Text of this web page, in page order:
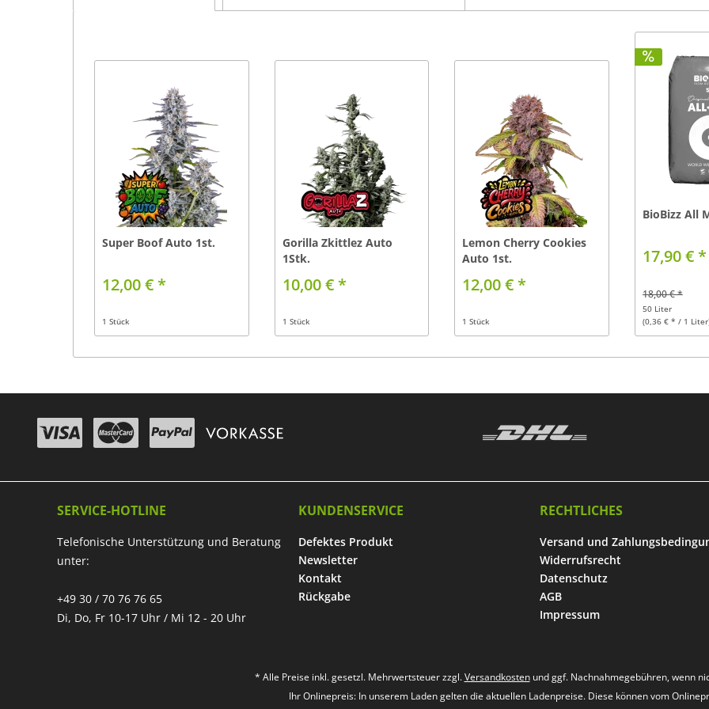
Super Boof Auto 1st.
12,00 € *
1 Stück
Gorilla Zkittlez Auto
1Stk.
10,00 € *
1 Stück
Lemon Cherry Cookies
Auto 1st.
12,00 € *
1 Stück
BioBizz All
17,90 € *
18,00 € *
50 Liter
(0,36 € * / 1
SERVICE-HOTLINE
Telefonische Unterstützung und Beratung
unter:
+49 30 / 70 76 76 65
Di, Do, Fr 10-17 Uhr / Mi 12 - 20 Uhr
KUNDENSERVICE
Defektes Produkt
Newsletter
Kontakt
Rückgabe
RECHTLICHES
Versand und
Widerrufsrecht
Datenschutz
AGB
Impressum
* Alle Preise inkl. gesetzl. Mehrwertsteuer zzgl.Versandkostenund ggf. Nachnahmegebühren, wenn
Ihr Onlinepreis: In unserem Laden gelten die aktuellen Ladenpreise. Diese können vom